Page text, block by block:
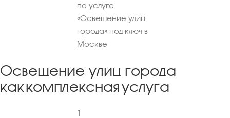
по услуге
«Освещение улиц
города» под ключ в
Москве
Освещение улиц города
как комплексная услуга
1